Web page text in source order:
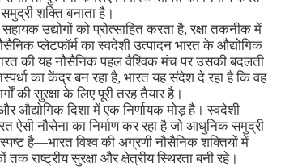
शक्ति बनाता है।
उद्योगों को प्रोत्साहित करता है, रक्षा तकनीक में
प्लेटफॉर्म का स्वदेशी उत्पादन भारत के औद्योगिक
की यह नौसैनिक पहल वैश्विक मंच पर उसकी बदलती
का केंद्र बन रहा है, भारत यह संदेश दे रहा है कि वह
की सुरक्षा के लिए पूरी तरह तैयार है।
औद्योगिक दिशा में एक निर्णायक मोड़ है। स्वदेशी
ऐसी नौसेना का निर्माण कर रहा है जो आधुनिक समुद्री
है—भारत विश्व की अग्रणी नौसैनिक शक्तियों में
राष्ट्रीय सुरक्षा और क्षेत्रीय स्थिरता बनी रहे।